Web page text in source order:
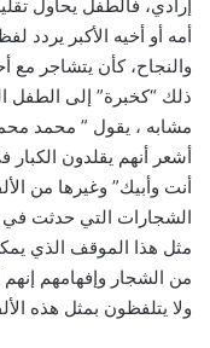
إرادي، فالطفل يحاول
أمه أو أخيه الأكبر يردد
والنجاح، كأن يتشاجر مع
ذلك “كخبرة” إلى
مشابه ، يقول ” محمد
أشعر أنهم يقلدون
أنت وأبيك” وغيرها من
الشجارات التي حدثت في
مثل هذا الموقف الذي
من الشجار وإفهامهم
ولا يتلفظون بمثل هذه